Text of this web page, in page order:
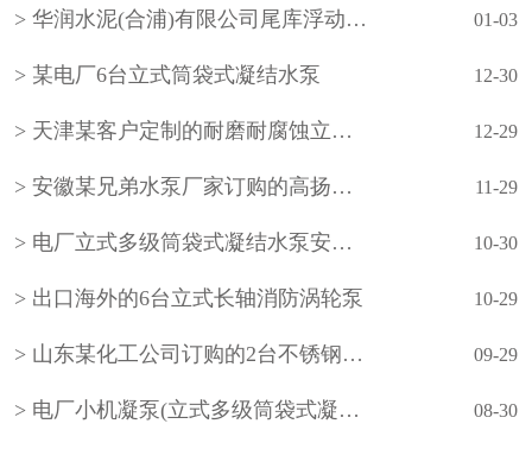
通常为一级，根据需要也可设计成多级。泵的轴承采
华润水泥(合浦)有限公司尾库浮动式取水泵站立式长轴泵安装现场 01-03
某电厂6台立式筒袋式凝结水泵 12-30
天津某客户定制的耐磨耐腐蚀立式长轴泵 12-29
安徽某兄弟水泵厂家订购的高扬程立式长轴泵 11-29
电厂立式多级筒袋式凝结水泵安装现场 10-30
出口海外的6台立式长轴消防涡轮泵 10-29
山东某化工公司订购的2台不锈钢立式长轴液下泵 09-29
电厂小机凝泵(立式多级筒袋式凝结水泵) 08-30